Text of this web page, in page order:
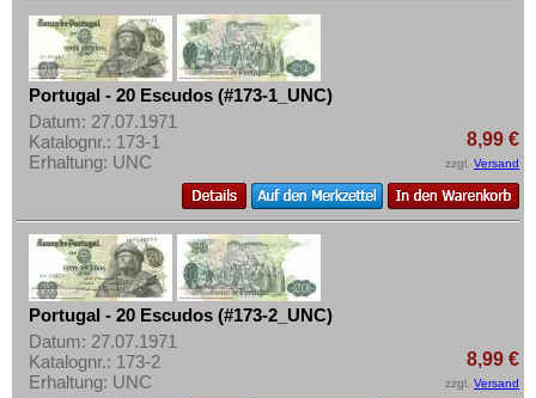
Spanien
Spitzbergen
Tatarstan
Transnistrien
Tschechische Republik
Tschechoslowakei
Türkei
Ukraine
Ungarn
Vatikan
Weissrussland
Informationen
Preislisten
Ankauf
Erhaltungsgrade
Gratisbanknoten
Mehr über...
Zahlungsbedingungen
Privatsphäre und Datenschutz
Widerrufsbelehrung
Portugal - 20 Escudos (#173-1_UNC)
Datum: 27.07.1971
Katalognr.: 173-1
Erhaltung: UNC
8,99 €
zzgl. Versand
Portugal - 20 Escudos (#173-2_UNC)
Datum: 27.07.1971
Katalognr.: 173-2
Erhaltung: UNC
8,99 €
zzgl. Versand